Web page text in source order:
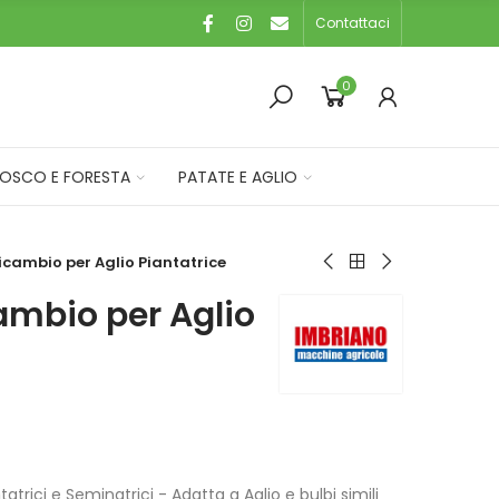
Contattaci
0
E FORESTA PATATE E AGLIO
per Aglio Piantatrice
per Aglio
e Seminatrici - Adatta a Aglio e bulbi simili